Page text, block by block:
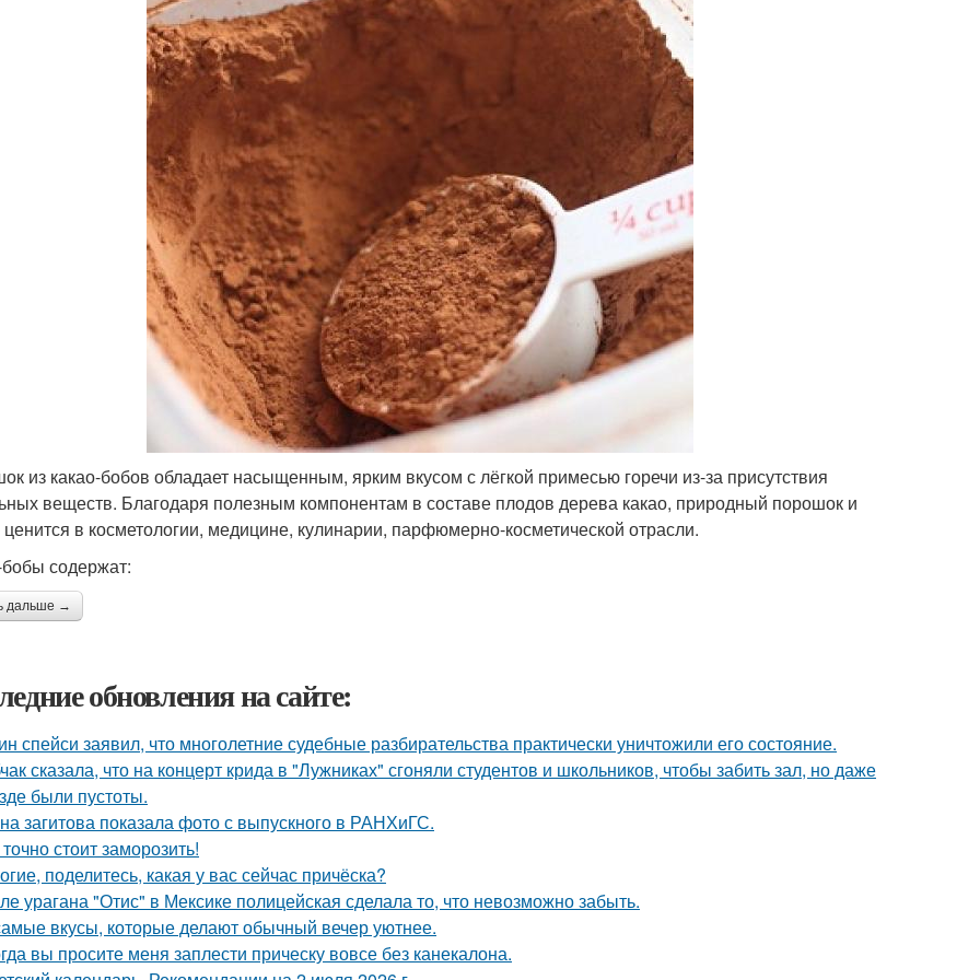
из какао-бобов обладает насыщенным, ярким вкусом с лёгкой примесью горечи из-за присутствия
веществ. Благодаря полезным компонентам в составе плодов дерева какао, природный порошок и
в косметологии, медицине, кулинарии, парфюмерно-косметической отрасли.
содержат:
дальше →
обновления на сайте:
спейси заявил, что многолетние судебные разбирательства практически уничтожили его состояние.
сказала, что на концерт крида в "Лужниках" сгоняли студентов и школьников, чтобы забить зал, но даже
были пустоты.
загитова показала фото с выпускного в РАНХиГС.
стоит заморозить!
поделитесь, какая у вас сейчас причёска?
урагана "Отис" в Мексике полицейская сделала то, что невозможно забыть.
вкусы, которые делают обычный вечер уютнее.
вы просите меня заплести прическу вовсе без канекалона.